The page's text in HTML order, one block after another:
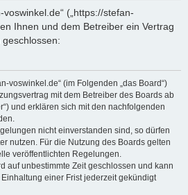
(„https://stefan-
Ihnen und dem Betreiber ein Vertrag
voswinkel.de“ (im Folgenden „das Board“)
mit dem Betreiber des Boards ab
und erklären sich mit den nachfolgenden
nicht einverstanden sind, so dürfen
nutzen. Für die Nutzung des Boards gelten
veröffentlichten Regelungen.
auf unbestimmte Zeit geschlossen und kann
einer Frist jederzeit gekündigt